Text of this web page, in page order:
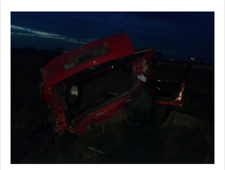
ALTE SPORTURI
ETICA LUCIDITĂȚII ASISTATE
JURNAL DE CAMPANIE
ZÂMBETE AMARE
GRĂDINA TAICII DOMNULUI
ZIARISTU’ DE TERASĂ
CU OIŞTEA-N KIERKEGAARD
FINANŢĂRI DE LA A LA Z
TIMP LIBER
ULTRAMARIN VA RECOMANDA
CULTURA
CRONICĂ DE FILM
UNDE MERGEM
FILME DOCUMENTARE
CLIPURI VIDEO
ECONOMIC
AFACERI
SĂNĂTATE
MAI MULTE
ACCIDENTE
INFO SI UTILE